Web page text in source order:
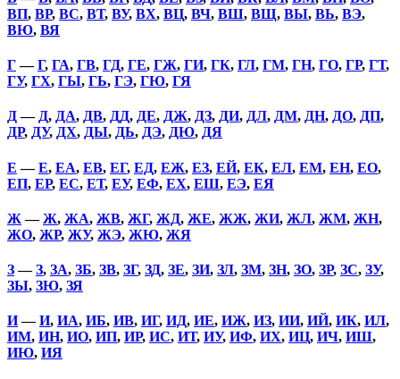
ВП, ВР, ВС, ВТ, ВУ, ВХ, ВЦ, ВЧ, ВШ, ВЩ, ВЫ, ВЬ, ВЭ,
ВЮ, ВЯ
Г—Г, ГА, ГВ, ГД, ГЕ, ГЖ, ГИ, ГК, ГЛ, ГМ, ГН, ГО, ГР, ГТ,
ГУ, ГХ, ГЫ, ГЬ, ГЭ, ГЮ, ГЯ
Д— Д, ДА, ДВ, ДД, ДЕ, ДЖ, ДЗ, ДИ, ДЛ, ДМ, ДН, ДО, ДП,
ДР, ДУ, ДХ, ДЫ, ДЬ, ДЭ, ДЮ, ДЯ
Е —Е, ЕА, ЕВ, ЕГ, ЕД, ЕЖ, ЕЗ, ЕЙ, ЕК, ЕЛ, ЕМ, ЕН, ЕО,
ЕП, ЕР, ЕС, ЕТ, ЕУ, ЕФ, ЕХ, ЕШ, ЕЭ, ЕЯ
Ж —Ж, ЖА, ЖВ, ЖГ, ЖД, ЖЕ, ЖЖ, ЖИ, ЖЛ, ЖМ, ЖН,
ЖО, ЖР, ЖУ, ЖЭ, ЖЮ, ЖЯ
З—З, ЗА, ЗБ, ЗВ, ЗГ, ЗД, ЗЕ, ЗИ, ЗЛ, ЗМ, ЗН, ЗО, ЗР, ЗС, ЗУ,
ЗЫ, ЗЮ, ЗЯ
И—И, ИА, ИБ, ИВ, ИГ, ИД, ИЕ, ИЖ, ИЗ, ИИ, ИЙ, ИК, ИЛ,
ИМ, ИН, ИО, ИП, ИР, ИС, ИТ, ИУ, ИФ, ИХ, ИЦ, ИЧ, ИШ,
ИЮ, ИЯ